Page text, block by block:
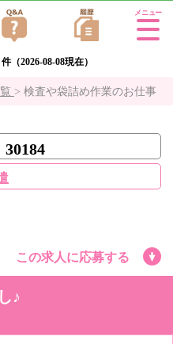
件（2026-08-08現在）
Tog
on
> 検査や袋詰め作業のお仕事
30184
この求人に応募する
♪